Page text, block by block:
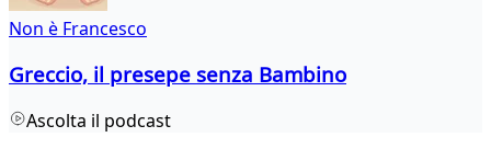
Non è Francesco
Greccio, il presepe senza Bambino
Ascolta il podcast